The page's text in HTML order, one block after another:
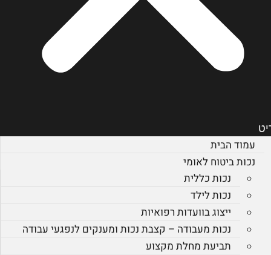
עמוד הבית
נכות ביטוח לאומי
נכות כללית
נכות לילד
ייצוג בוועדות רפואיות
נכות מעבודה – קצבת נכות ומענקים לנפגעי עבודה
תביעת מחלת מקצוע